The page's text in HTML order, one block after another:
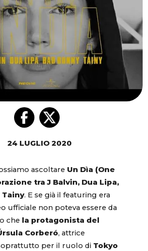
24 LUGLIO 2020
ascoltare Un Dìa (One
tra J Balvin, Dua Lipa,
Tainy. E se già il featuring era
ufficiale non poteva essere da
che
la protagonista del
Corberó, attrice
per il ruolo di Tokyo